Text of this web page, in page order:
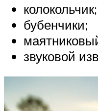
колокольчик;
бубенчики;
звуковой